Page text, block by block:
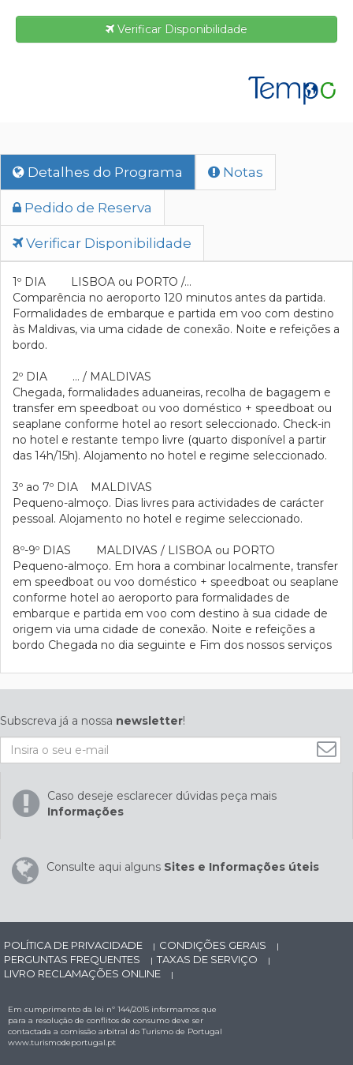
Verificar Disponibilidade
Detalhes do Programa Notas
Pedido de Reserva
Verificar Disponibilidade
1º DIA LISBOA ou PORTO /...
Comparência no aeroporto 120 minutos antes da partida.
Formalidades de embarque e partida em voo com destino
às Maldivas, via uma cidade de conexão. Noite e refeições a
bordo.
2º DIA … / MALDIVAS
Chegada, formalidades aduaneiras, recolha de bagagem e
transfer em speedboat ou voo doméstico + speedboat ou
seaplane conforme hotel ao resort seleccionado. Check-in
no hotel e restante tempo livre (quarto disponível a partir
das 14h/15h). Alojamento no hotel e regime seleccionado.
3º ao 7º DIA MALDIVAS
Pequeno-almoço. Dias livres para actividades de carácter
pessoal. Alojamento no hotel e regime seleccionado.
8º-9º DIAS MALDIVAS / LISBOA ou PORTO
Pequeno-almoço. Em hora a combinar localmente, transfer
em speedboat ou voo doméstico + speedboat ou seaplane
conforme hotel ao aeroporto para formalidades de
embarque e partida em voo com destino à sua cidade de
origem via uma cidade de conexão. Noite e refeições a
bordo Chegada no dia seguinte e Fim dos nossos serviços
Subscreva já a nossa newsletter!
Caso deseje esclarecer dúvidas peça mais
Informações
Consulte aqui alguns Sites e Informações úteis
POLÍTICA DE PRIVACIDADE | CONDIÇÕES GERAIS |
PERGUNTAS FREQUENTES | TAXAS DE SERVIÇO |
LIVRO RECLAMAÇÕES ONLINE |
Em cumprimento da lei nº 144/2015 informamos que
para a resolução de conflitos de consumo deve ser
contactada a comissão arbitral do Turismo de Portugal
www.turismodeportugal.pt